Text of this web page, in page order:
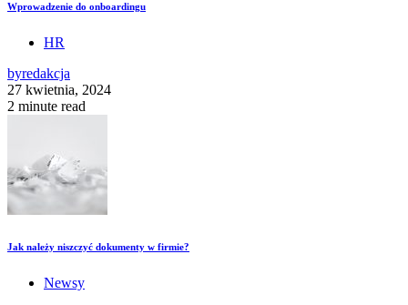
Wprowadzenie do onboardingu
HR
byredakcja
27 kwietnia, 2024
2 minute read
Jak należy niszczyć dokumenty w firmie?
Newsy